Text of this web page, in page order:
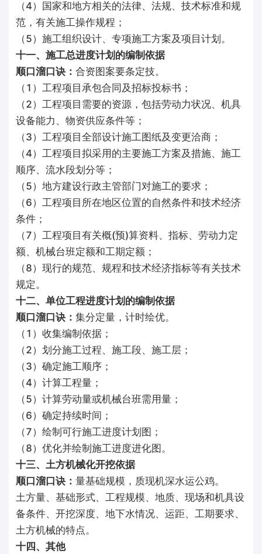
（4）国家和地方相关的法律、法规、技术标准和规
范，有关施工操作规程；
（5）施工组织设计、专项施工方案及项目计划。
十一、施工总进度计划的编制依据
顺口溜口诀： 合资图案要条定技。
（1）工程项目承包合同及招标投标书；
（2）工程项目需要的资源，包括劳动力状况、机具
设备能力、物资供应条件等；
（3）工程项目全部设计施工图纸及变更洽商；
（4）工程项目拟采用的主要施工方案及措施、施工
顺序、流水段划分等；
（5）地方建设行政主管部门对施工的要求；
（6）工程项目所在地区位置的自然条件和技术经济
条件；
（7）工程项目有关概(预)算资料、指标、劳动力定
额、机械台班定额和工期定额；
（8）现行的规范、规程和技术经济指标等有关技术
规定。
十二、单位工程进度计划的编制依据
顺口溜口诀： 集分定量，计时绘优。
（1）收集编制依据；
（2）划分施工过程、施工段、施工层；
（3）确定施工顺序；
（4）计算工程量；
（5）计算劳动量或机械台班需用量；
（6）确定持续时间；
（7）绘制可行施工进度计划图；
（8）优化并绘制施工进度进化图。
十三、土方机械化开挖依据
顺口溜口诀： 量基础规模，质现机深水运公鸡。
土方量、基础形式、工程规模、地质、现场和机具设
备条件、开挖深度、地下水情况、运距、工期要求、
土方机械的特点。
十四、其他